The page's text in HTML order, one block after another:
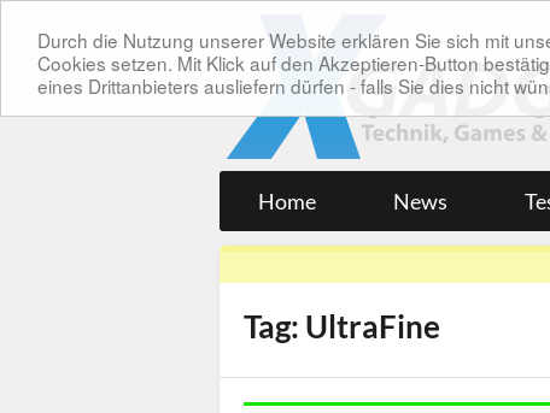
Durch die Nutzung unserer Website erklären Sie sich mit
Cookies setzen. Mit Klick auf den Akzeptieren-Button
eines Drittanbieters ausliefern dürfen - falls Sie dies nicht
Home News
Tag: UltraFine